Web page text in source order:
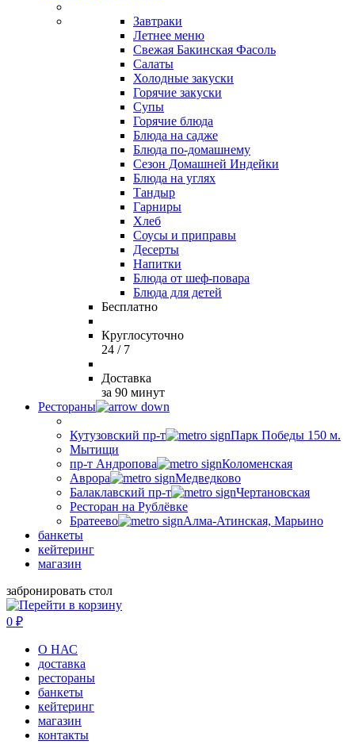
Завтраки
Летнее меню
Свежая Бакинская Фасоль
Салаты
Холодные закуски
Горячие закуски
Супы
Горячие блюда
Блюда на садже
Блюда по-домашнему
Сезон Домашней Индейки
Блюда на углях
Тандыр
Гарниры
Хлеб
Соусы и приправы
Десерты
Напитки
Блюда от шеф-повара
Блюда для детей
Бесплатно
Круглосуточно
24 / 7
Доставка
за 90 минут
Рестораны
Кутузовский пр-т
Парк Победы 150 м.
Мытищи
пр-т Андропова
Коломенская
Аврора
Медведково
Балаклавский пр-т
Чертановская
Ресторан на Рублёвке
Братеево
Алма-Атинская, Марьино
банкеты
кейтеринг
магазин
забронировать стол
0 ₽
О НАС
доставка
рестораны
банкеты
кейтеринг
магазин
контакты